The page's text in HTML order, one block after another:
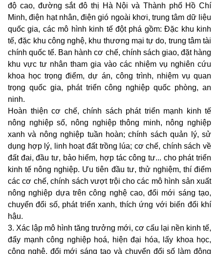
độ cao, đường sắt đô thị Hà Nội và Thành phố Hồ Chí
Minh, điện hạt nhân, điện gió ngoài khơi, trung tâm dữ liệu
quốc gia, các mô hình kinh tế đột phá gồm: Đặc khu kinh
tế, đặc khu công nghệ, khu thương mại tự do, trung tâm tài
chính quốc tế. Ban hành cơ chế, chính sách giao, đặt hàng
khu vực tư nhân tham gia vào các nhiệm vụ nghiên cứu
khoa học trọng điểm, dự án, công trình, nhiệm vụ quan
trọng quốc gia, phát triển công nghiệp quốc phòng, an
ninh.
Hoàn thiện cơ chế, chính sách phát triển mạnh kinh tế
nông nghiệp số, nông nghiệp thông minh, nông nghiệp
xanh và nông nghiệp tuần hoàn; chính sách quản lý, sử
dụng hợp lý, linh hoạt đất trồng lúa; cơ chế, chính sách về
đất đai, đầu tư, bảo hiểm, hợp tác công tư... cho phát triển
kinh tế nông nghiệp. Ưu tiên đầu tư, thử nghiệm, thí điểm
các cơ chế, chính sách vượt trội cho các mô hình sản xuất
nông nghiệp dựa trên công nghệ cao, đổi mới sáng tạo,
chuyển đổi số, phát triển xanh, thích ứng với biến đổi khí
hậu.
3. Xác lập mô hình tăng trưởng mới, cơ cấu lại nền kinh tế,
đẩy mạnh công nghiệp hoá, hiện đại hóa, lấy khoa học,
công nghệ, đổi mới sáng tạo và chuyển đổi số làm động